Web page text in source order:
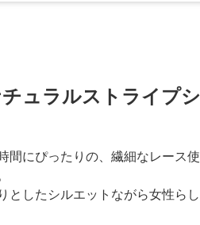
ュラルストライプシ
間にぴったりの、繊細なレース使
としたシルエットながら女性らし